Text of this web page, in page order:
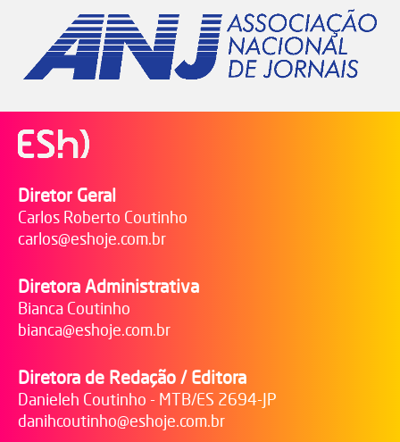
Diretor Geral
Carlos Roberto Coutinho
carlos@eshoje.com.br
Diretora Administrativa
Bianca Coutinho
bianca@eshoje.com.br
Diretora de Redação / Editora
Danieleh Coutinho - MTB/ES 2694-JP
danihcoutinho@eshoje.com.br